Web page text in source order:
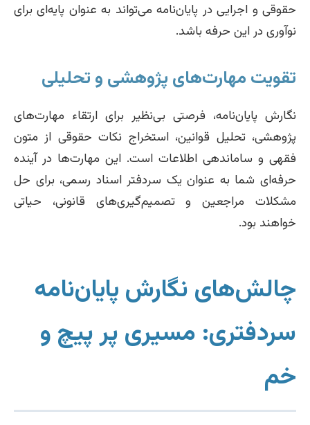
حقوقی و اجرایی در پایان‌نامه می‌تواند به عنوان پایه‌ای برای
نوآوری در این حرفه باشد.
تقویت مهارت‌های پژوهشی و تحلیلی
نگارش پایان‌نامه، فرصتی بی‌نظیر برای ارتقاء مهارت‌های
پژوهشی، تحلیل قوانین، استخراج نکات حقوقی از متون
فقهی و ساماندهی اطلاعات است. این مهارت‌ها در آینده
حرفه‌ای شما به عنوان یک سردفتر اسناد رسمی، برای حل
مشکلات مراجعین و تصمیم‌گیری‌های قانونی، حیاتی
خواهند بود.
چالش‌های نگارش پایان‌نامه
سردفتری: مسیری پر پیچ و
خم